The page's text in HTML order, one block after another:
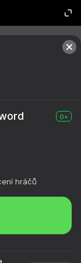
0+
hráčů